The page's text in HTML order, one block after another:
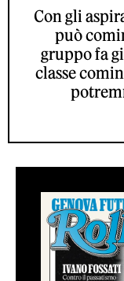
Con gli
può
gruppo fa
classe